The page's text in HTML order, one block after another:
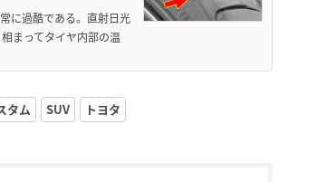
に過酷である。直射日光
まってタイヤ内部の温
タム SUV トヨタ